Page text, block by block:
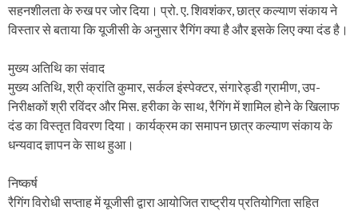
सहनशीलता के रुख पर जोर दिया। प्रो. ए. शिवशंकर, छात्र कल्याण संकाय ने
विस्तार से बताया कि यूजीसी के अनुसार रैगिंग क्या है और इसके लिए क्या दंड है।
मुख्य अतिथि का संवाद
मुख्य अतिथि, श्री क्रांति कुमार, सर्कल इंस्पेक्टर, संगारेड्डी ग्रामीण, उप-
निरीक्षकों श्री रविंदर और मिस. हरीका के साथ, रैगिंग में शामिल होने के खिलाफ
दंड का विस्तृत विवरण दिया। कार्यक्रम का समापन छात्र कल्याण संकाय के
धन्यवाद ज्ञापन के साथ हुआ।
निष्कर्ष
रैगिंग विरोधी सप्ताह में यूजीसी द्वारा आयोजित राष्ट्रीय प्रतियोगिता सहित